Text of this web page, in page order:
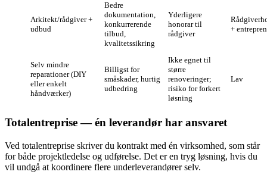
Arkitekt/rådgiver +
udbud
Bedre
dokumentation,
konkurrerende
tilbud,
kvalitetssikring
Yderligere
honorar til
rådgiver
+
Selv mindre
reparationer (DIY
eller enkelt
håndværker)
Billigst for
småskader, hurtig
udbedring
Ikke egnet til
større
renoveringer;
risiko for forkert
løsning
Lav
Totalentreprise — én leverandør har ansvaret
Ved totalentreprise skriver du kontrakt med én virksomhed, som står
for både projektledelse og udførelse. Det er en tryg løsning, hvis du
vil undgå at koordinere flere underleverandører selv.